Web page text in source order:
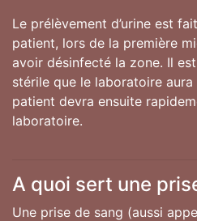
Le prélèvement d’urine est
patient, lors de la première
avoir désinfecté la zone. Il
stérile que le laboratoire
patient devra ensuite
laboratoire.
A quoi sert une
Une prise de sang (aussi